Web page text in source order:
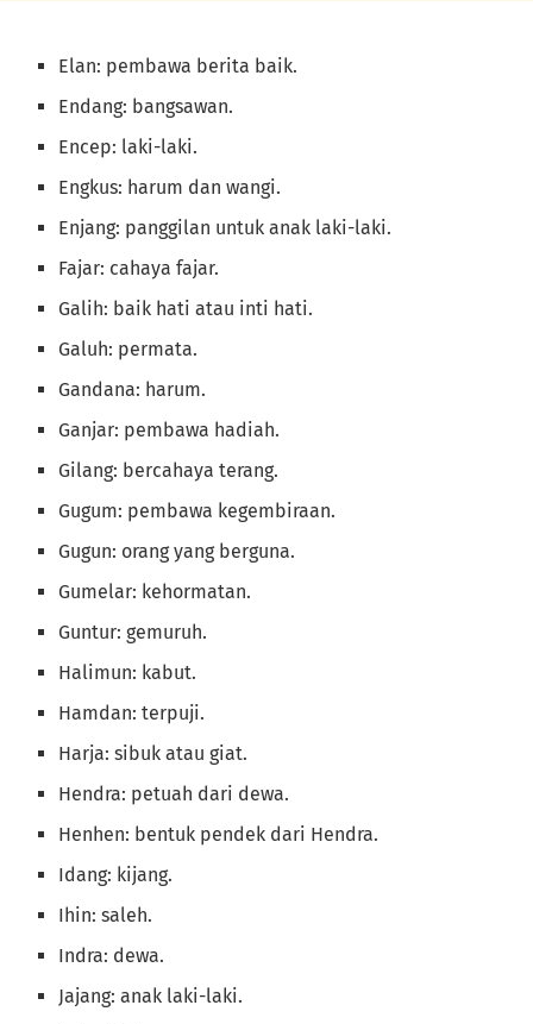
Elan: pembawa berita baik.
Endang: bangsawan.
Encep: laki-laki.
Engkus: harum dan wangi.
Enjang: panggilan untuk anak laki-laki.
Fajar: cahaya fajar.
Galih: baik hati atau inti hati.
Galuh: permata.
Gandana: harum.
Ganjar: pembawa hadiah.
Gilang: bercahaya terang.
Gugum: pembawa kegembiraan.
Gugun: orang yang berguna.
Gumelar: kehormatan.
Guntur: gemuruh.
Halimun: kabut.
Hamdan: terpuji.
Harja: sibuk atau giat.
Hendra: petuah dari dewa.
Henhen: bentuk pendek dari Hendra.
Idang: kijang.
Ihin: saleh.
Indra: dewa.
Jajang: anak laki-laki.